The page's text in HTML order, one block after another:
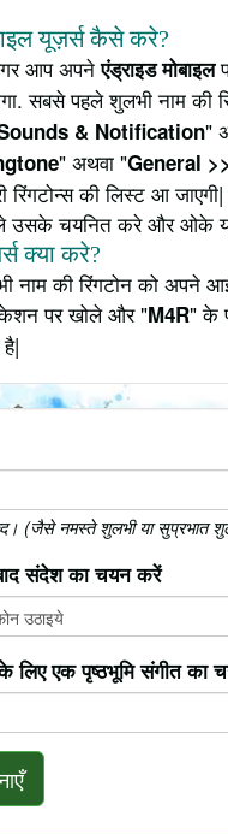
यूज़र्स कैसे करे?
आप अपनेएंड्राइड मोबाइल
सबसे पहले शुलभी नाम की
& Notification"
" अथवा "General
रिंगटोन्स की लिस्ट आ
उसके चयनित करे और ओके
क्या करे?
नाम की रिंगटोन को अपने
पर खोले और "M4R" के
(जैसे नमस्ते शुलभी या सुप्रभात
संदेश का चयन करें
लिए एक पृष्ठभूमि संगीत का